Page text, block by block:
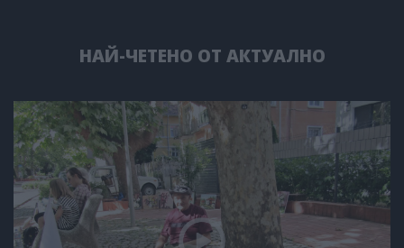
НАЙ-ЧЕТЕНО ОТ АКТУАЛНО